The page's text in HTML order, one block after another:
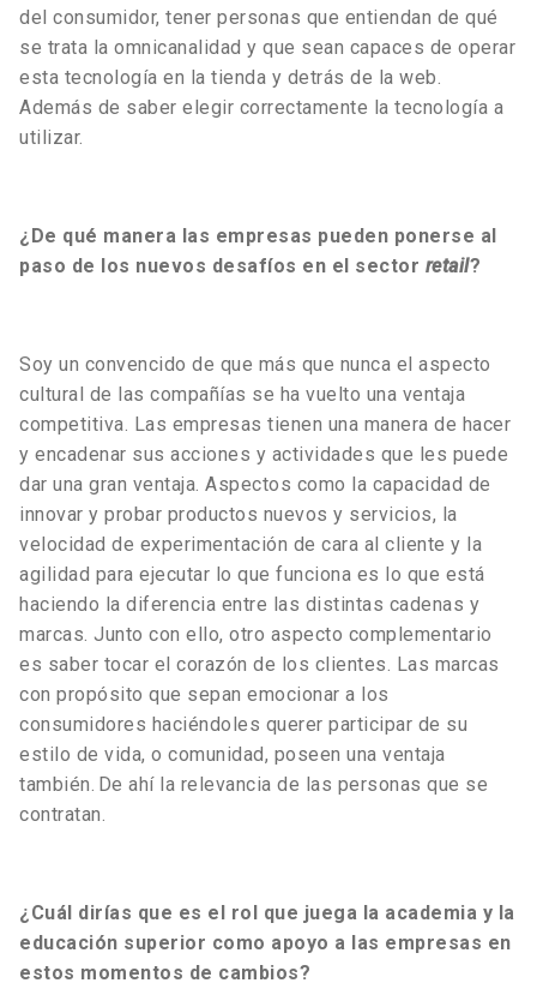
del consumidor, tener personas que entiendan de qué
se trata la omnicanalidad y que sean capaces de operar
esta tecnología en la tienda y detrás de la web.
Además de saber elegir correctamente la tecnología a
utilizar.
¿De qué manera las empresas pueden ponerse al
paso de los nuevos desafíos en el sector retail?
Soy un convencido de que más que nunca el aspecto
cultural de las compañías se ha vuelto una ventaja
competitiva. Las empresas tienen una manera de hacer
y encadenar sus acciones y actividades que les puede
dar una gran ventaja. Aspectos como la capacidad de
innovar y probar productos nuevos y servicios, la
velocidad de experimentación de cara al cliente y la
agilidad para ejecutar lo que funciona es lo que está
haciendo la diferencia entre las distintas cadenas y
marcas. Junto con ello, otro aspecto complementario
es saber tocar el corazón de los clientes. Las marcas
con propósito que sepan emocionar a los
consumidores haciéndoles querer participar de su
estilo de vida, o comunidad, poseen una ventaja
también. De ahí la relevancia de las personas que se
contratan.
¿Cuál dirías que es el rol que juega la academia y la
educación superior como apoyo a las empresas en
estos momentos de cambios?